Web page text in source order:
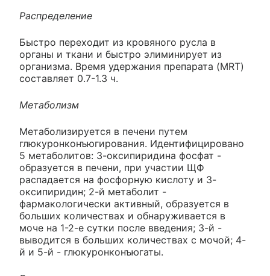
Распределение
Быстро переходит из кровяного русла в
органы и ткани и быстро элиминирует из
организма. Время удержания препарата (MRT)
составляет 0.7-1.3 ч.
Метаболизм
Метаболизируется в печени путем
глюкуронконъюгирования. Идентифицировано
5 метаболитов: 3-оксипиридина фосфат -
образуется в печени, при участии ЩФ
распадается на фосфорную кислоту и 3-
оксипиридин; 2-й метаболит -
фармакологически активный, образуется в
больших количествах и обнаруживается в
моче на 1-2-е сутки после введения; 3-й -
выводится в больших количествах с мочой; 4-
й и 5-й - глюкуронконъюгаты.